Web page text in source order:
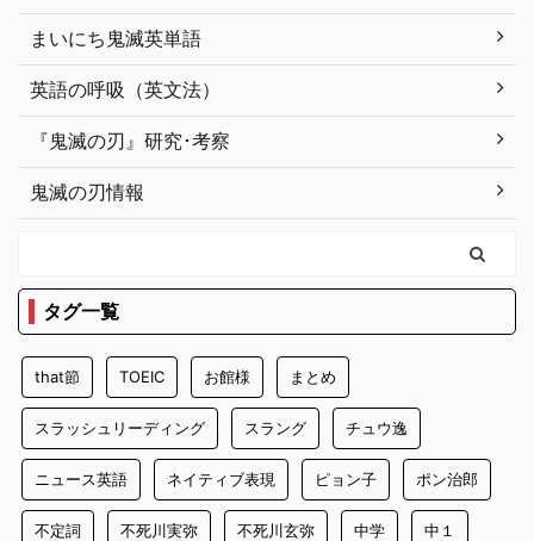
まいにち鬼滅英単語
英語の呼吸（英文法）
『鬼滅の刃』研究･考察
鬼滅の刃情報
タグ一覧
that節 TOEIC お館様 まとめ
スラッシュリーディング スラング チュウ逸
ニュース英語 ネイティブ表現 ピョン子 ポン治郎
不定詞 不死川実弥 不死川玄弥 中学 中１